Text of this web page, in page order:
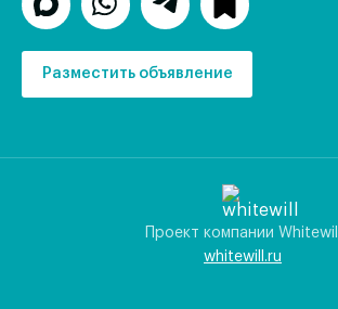
Разместить объявление
Проект компании Whitewill
whitewill.ru